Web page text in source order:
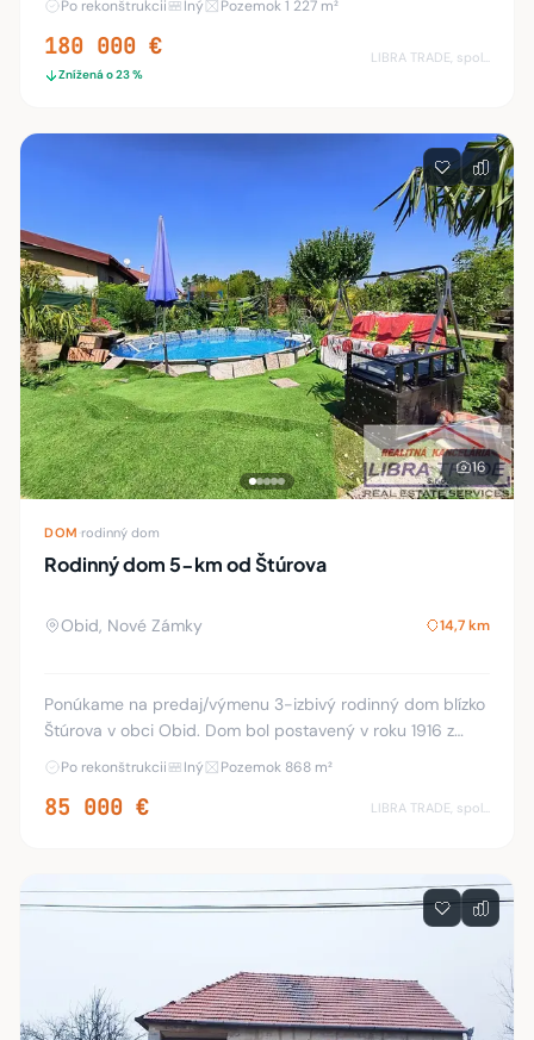
Po rekonštrukcii Iný Pozemok 1 227 m²
180 000 €
Znížená o 23 %
LIBRA TRADE, spol.s.r.o.
16
DOM rodinný dom
Rodinný dom 5-km od Štúrova
Obid, Nové Zámky 14,7 km
Ponúkame na predaj/výmenu 3-izbivý rodinný dom blízko
Štúrova v obci Obid. Dom bol postavený v roku 1916 z
nepálených tehál. V roku 2022 prebehla rekonštrukcia...
Po rekonštrukcii Iný Pozemok 868 m²
85 000 € LIBRA TRADE, spol.s.r.o.